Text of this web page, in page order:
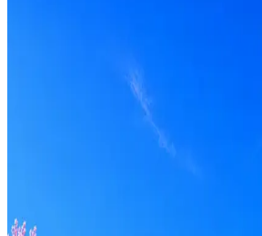
Оффер быстрее с